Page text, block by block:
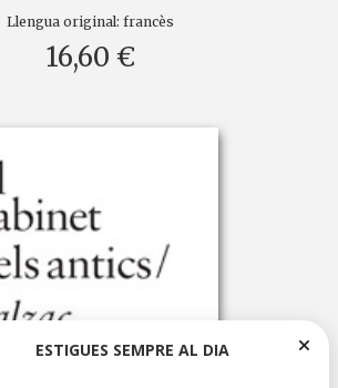
Llengua original: francès
16,60 €
ESTIGUES SEMPRE AL DIA